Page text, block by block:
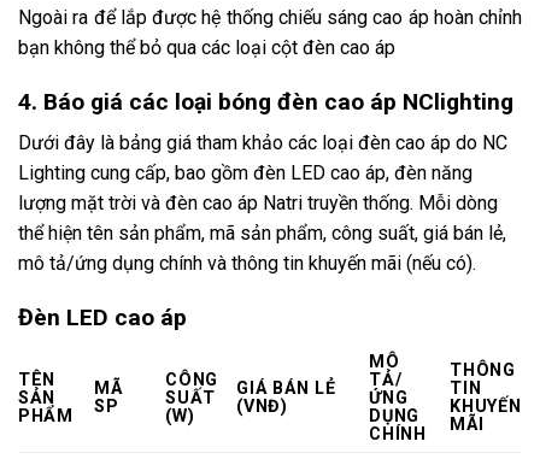
Ngoài ra để lắp được hệ thống chiếu sáng cao áp hoàn chỉnh
bạn không thể bỏ qua các loại cột đèn cao áp
4. Báo giá các loại bóng đèn cao áp NClighting
Dưới đây là bảng giá tham khảo các loại đèn cao áp do NC
Lighting cung cấp, bao gồm đèn LED cao áp, đèn năng
lượng mặt trời và đèn cao áp Natri truyền thống. Mỗi dòng
thể hiện tên sản phẩm, mã sản phẩm, công suất, giá bán lẻ,
mô tả/ứng dụng chính và thông tin khuyến mãi (nếu có).
Đèn LED cao áp
TÊN
SẢN
PHẨM
MÃ
SP
CÔNG
SUẤT
(W)
GIÁ BÁN LẺ
(VNĐ)
MÔ
TẢ/
ỨNG
DỤNG
CHÍNH
THÔNG
TIN
KHUYẾN
MÃI